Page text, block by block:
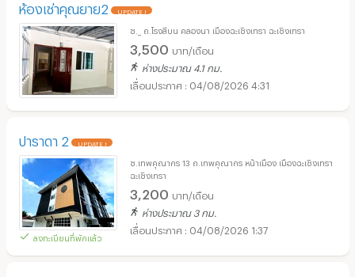
ห้องเช่าคุณยาย2 UPDATE !
ซ._ ถ.โรงสีบน คลองนา เมืองฉะเชิงเทรา ฉะเชิงเทรา
3,500 บาท/เดือน
ห่างประมาณ 4.1 กม.
04/08/2026 4:31
ปาราดา 2 UPDATE !
ลงทะเบียนที่พักแล้ว
ซ.เทพคุณากร 13 ถ.เทพคุณากร หน้าเมือง เมืองฉะเชิงเทรา
ฉะเชิงเทรา
3,200 บาท/เดือน
ห่างประมาณ 3 กม.
04/08/2026 1:37